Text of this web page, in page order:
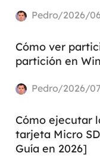
Pedro/2026/
Cómo ver
partición en
Pedro/2026/
Cómo ejecutar
tarjeta Micro
Guía en 2026]